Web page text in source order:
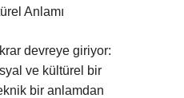
Anlamı
devreye giriyor:
ve kültürel bir
bir anlamdan